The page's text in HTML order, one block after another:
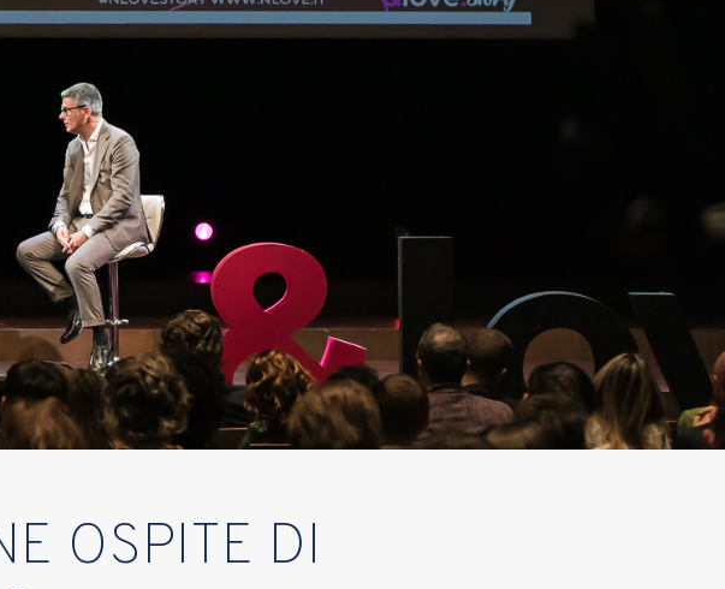
OSPITE DI